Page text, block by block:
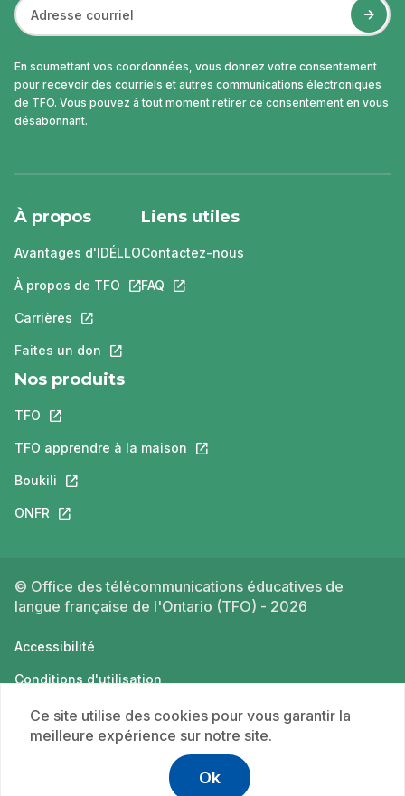
En soumettant vos coordonnées, vous donnez votre consentement
pour recevoir des courriels et autres communications électroniques
de TFO. Vous pouvez à tout moment retirer ce consentement en vous
désabonnant.
À propos
Avantages d'IDÉLLO
À propos de TFO Ce lien s'ouvrira dans un nouvel onglet.
Carrières Ce lien s'ouvrira dans un nouvel onglet.
Faites un don Ce lien s'ouvrira dans un nouvel onglet.
Liens utiles
Contactez-nous
FAQ Ce lien s'ouvrira dans un nouvel
Nos produits
TFO Ce lien s'ouvrira dans un nouvel onglet.
TFO apprendre à la maison Ce lien s'ouvrira dans un nouvel
Boukili Ce lien s'ouvrira dans un nouvel onglet.
ONFR Ce lien s'ouvrira dans un nouvel onglet.
© Office des télécommunications éducatives de
langue française de l'Ontario (TFO) - 2026
Accessibilité
Conditions d'utilisation
Politique de confidentialité
Ce site utilise des cookies pour vous garantir la
meilleure expérience sur notre site.
Ok